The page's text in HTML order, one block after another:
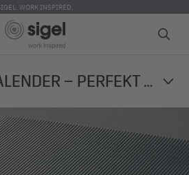
WORK INSPIRED.
18-MONATSKALENDER – PERFEKT FÜR SCHULE, STUDIUM UND LANGZEITPLANUNG